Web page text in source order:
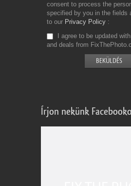
consent to process the
specified by you in the fields
to our Privacy Policy
I agree to be updated
and deals from
Írjon nekünk